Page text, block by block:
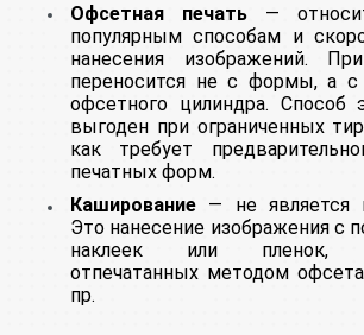
Офсетная печать —
популярным способам и
нанесения изображений.
переносится не с формы, а с
офсетного цилиндра. Способ
выгоден при ограниченных
как требует
печатных форм.
Каширование — не является
Это нанесение изображения с
наклеек или пленок,
отпечатанных методом
пр.